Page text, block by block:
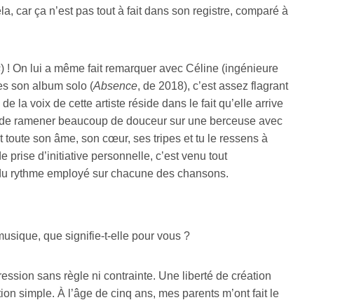
car ça n’est pas tout à fait dans son registre, comparé à
) ! On lui a même fait remarquer avec Céline (ingénieure
son album solo (Absence, de 2018), c’est assez flagrant
la voix de cette artiste réside dans le fait qu’elle arrive
ramener beaucoup de douceur sur une berceuse avec
toute son âme, son cœur, ses tripes et tu le ressens à
prise d’initiative personnelle, c’est venu tout
rythme employé sur chacune des chansons.
que signifie-t-elle pour vous ?
sans règle ni contrainte. Une liberté de création
simple. À l’âge de cinq ans, mes parents m’ont fait le